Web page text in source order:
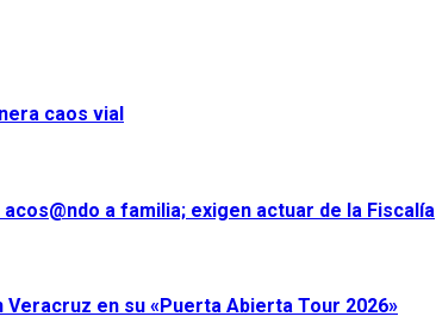
caos vial
a familia; exigen actuar de la Fiscalía
en su «Puerta Abierta Tour 2026»